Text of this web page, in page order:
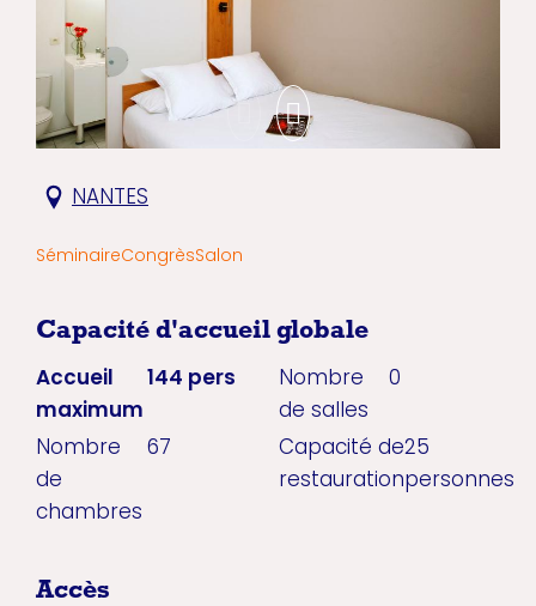
NANTES
SéminaireCongrèsSalon
Capacité d'accueil globale
Accueil
maximum
144 pers
Nombre
de
chambres
67
Nombre
de salles
0
Capacité de
restauration
25
personnes
Accès